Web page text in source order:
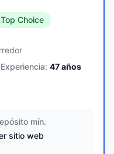
Top Choice
Experiencia: 47años
mín.
sitio web